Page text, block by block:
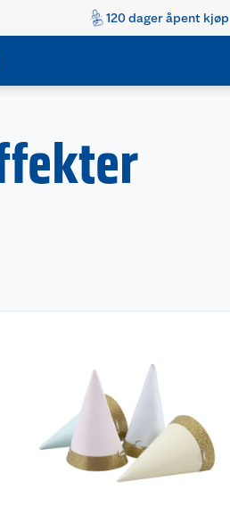
120 dager åpent kjøp